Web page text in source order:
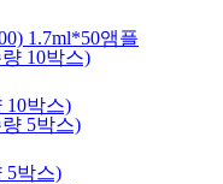
1.7ml*50앰플
10박스)
5박스)